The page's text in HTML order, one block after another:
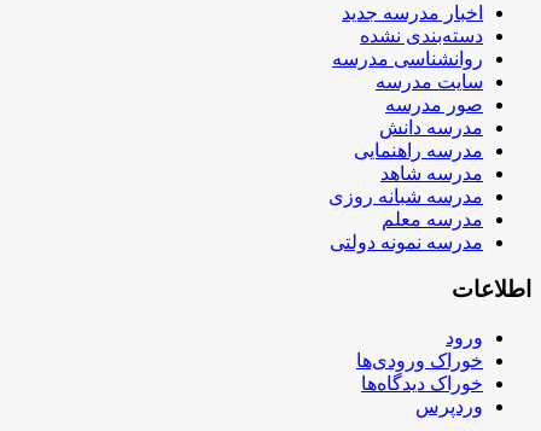
اخبار مدرسه جدید
دسته‌بندی نشده
روانشناسی مدرسه
سایت مدرسه
صور مدرسه
مدرسه دانش
مدرسه راهنمایی
مدرسه شاهد
مدرسه شبانه روزی
مدرسه معلم
مدرسه نمونه دولتی
اطلاعات
ورود
خوراک ورودی‌ها
خوراک دیدگاه‌ها
وردپرس